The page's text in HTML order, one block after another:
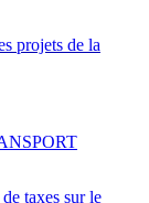
projets de la
taxes sur le